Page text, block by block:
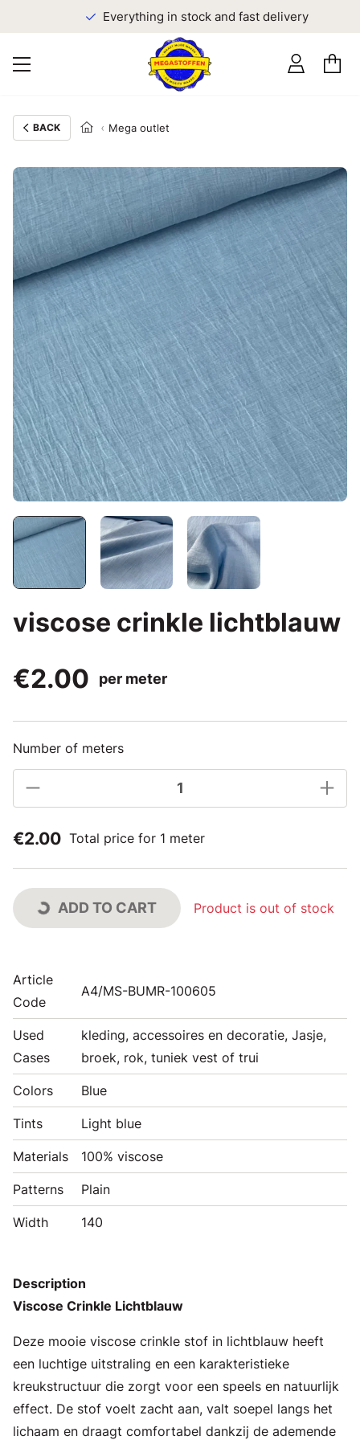
Everything in stock and fast delivery
BACK Mega outlet
viscose crinkle lichtblauw
€2.00
per meter
Number of meters
€2.00 Total price for 1 meter
ADD TO CART Product is out of stock
Article
Code
A4/MS-BUMR-100605
Used
Cases
kleding, accessoires en decoratie, Jasje,
broek, rok, tuniek vest of trui
Colors Blue
Tints Light blue
Materials 100% viscose
Patterns Plain
Width 140
Description
Viscose Crinkle Lichtblauw
Deze mooie viscose crinkle stof in lichtblauw heeft
een luchtige uitstraling en een karakteristieke
kreukstructuur die zorgt voor een speels en natuurlijk
effect. De stof voelt zacht aan, valt soepel langs het
lichaam en draagt comfortabel dankzij de ademende